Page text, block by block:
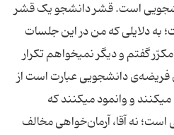
است. قشر دانشجو یک قشر
به دلایلی که من در این جلسات
گفتم و دیگر نمیخواهم تکرار
فریضه‌ی دانشجویی عبارت است از
و وانمود میکنند که
نه آقا، آرمان‌خواهی مخالف